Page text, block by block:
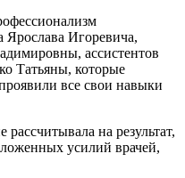
Ярослава Игоревича,
ассистентов
Татьяны, которые
все свои навыки
на результат,
усилий врачей,